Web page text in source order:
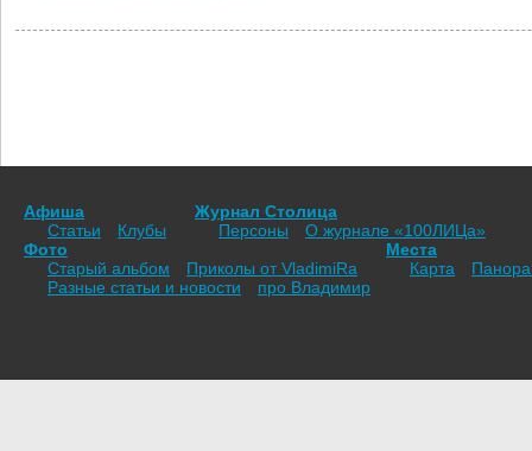
Афиша
Статьи
Клубы
Журнал Столица
Персоны
О журнале «100ЛИЦа»
Фото
Старый альбом
Приколы от VladimiRа
Места
Карта
Разные статьи и новости
про Владимир